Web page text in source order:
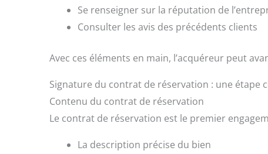
Se renseigner sur la réputation de
Consulter les avis des précédents clients
Avec ces éléments en main, l’acquéreur peut
Signature du contrat de réservation : une étape
Contenu du contrat de réservation
Le contrat de réservation est le premier
La description précise du bien